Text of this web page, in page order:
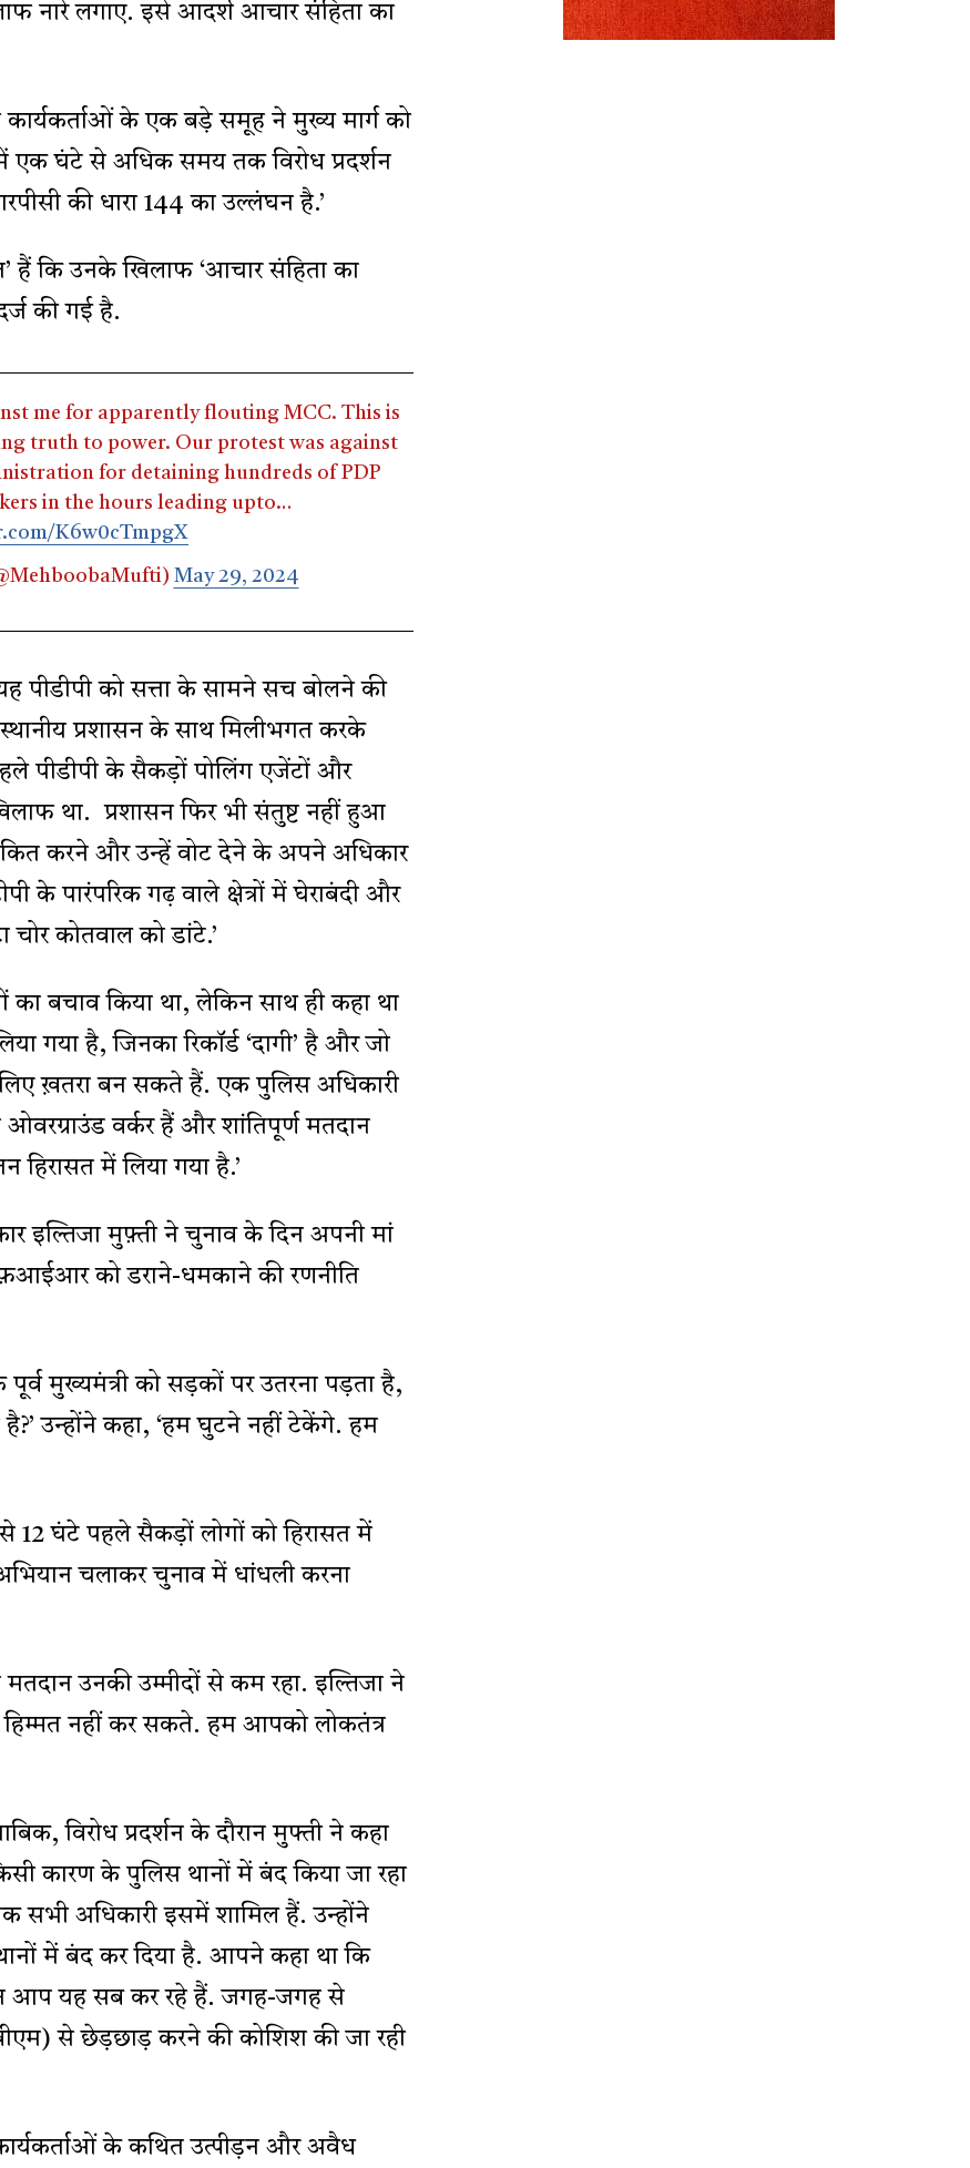
नारे लगाए. इसे आदर्श आचार संहिता का
के एक बड़े समूह ने मुख्य मार्ग को
एक घंटे से अधिक समय तक विरोध प्रदर्शन
की धारा 144 का उल्लंघन है.’
हैं कि उनके खिलाफ ‘आचार संहिता का
की गई है.
me for apparently flouting MCC. This is
truth to power. Our protest was against
for detaining hundreds of PDP
in the hours leading upto…
K6w0cTmpgX
May 29, 2024
पीडीपी को सत्ता के सामने सच बोलने की
प्रशासन के साथ मिलीभगत करके
पीडीपी के सैकड़ों पोलिंग एजेंटों और
था. प्रशासन फिर भी संतुष्ट नहीं हुआ
करने और उन्हें वोट देने के अपने अधिकार
के पारंपरिक गढ़ वाले क्षेत्रों में घेराबंदी और
कोतवाल को डांटे.’
का बचाव किया था, लेकिन साथ ही कहा था
गया है, जिनका रिकॉर्ड ‘दागी’ है और जो
ख़तरा बन सकते हैं. एक पुलिस अधिकारी
वर्कर हैं और शांतिपूर्ण मतदान
हिरासत में लिया गया है.’
इल्तिजा मुफ़्ती ने चुनाव के दिन अपनी मां
को डराने-धमकाने की रणनीति
मुख्यमंत्री को सड़कों पर उतरना पड़ता है,
उन्होंने कहा, ‘हम घुटने नहीं टेकेंगे. हम
12 घंटे पहले सैकड़ों लोगों को हिरासत में
चलाकर चुनाव में धांधली करना
उनकी उम्मीदों से कम रहा. इल्तिजा ने
नहीं कर सकते. हम आपको लोकतंत्र
विरोध प्रदर्शन के दौरान मुफ्ती ने कहा
कारण के पुलिस थानों में बंद किया जा रहा
सभी अधिकारी इसमें शामिल हैं. उन्होंने
में बंद कर दिया है. आपने कहा था कि
आप यह सब कर रहे हैं. जगह-जगह से
से छेड़छाड़ करने की कोशिश की जा रही
के कथित उत्पीड़न और अवैध